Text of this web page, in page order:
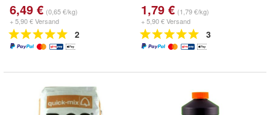
6,49 € (0,65 €/kg)
+ 5,90 € Versand
2
1,79 € (1,79 €/kg)
+ 5,90 € Versand
3